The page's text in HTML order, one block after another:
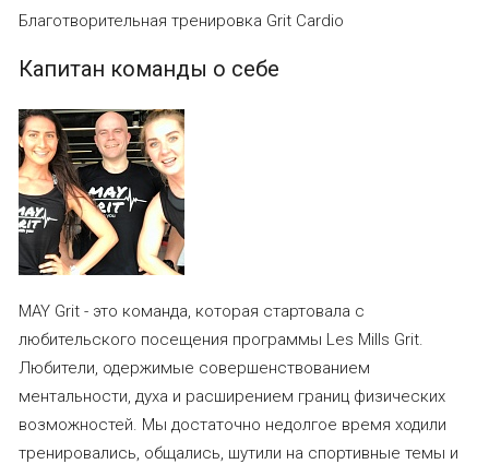
Благотворительная тренировка Grit Cardio
Капитан команды о себе
MAY Grit - это команда, которая стартовала с
любительского посещения программы Les Mills Grit.
Любители, одержимые совершенствованием
ментальности, духа и расширением границ физических
возможностей. Мы достаточно недолгое время ходили
тренировались, общались, шутили на спортивные темы и